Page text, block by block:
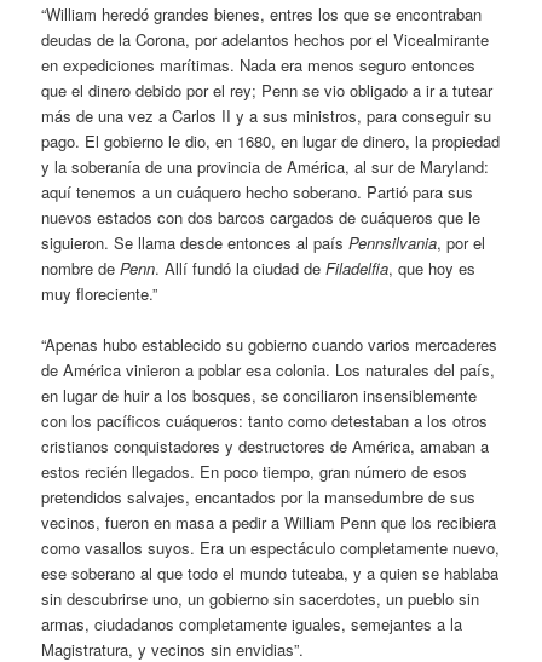
“William heredó grandes bienes, entres los que se encontraban
deudas de la Corona, por adelantos hechos por el Vicealmirante
en expediciones marítimas. Nada era menos seguro entonces
que el dinero debido por el rey; Penn se vio obligado a ir a tutear
más de una vez a Carlos II y a sus ministros, para conseguir su
pago. El gobierno le dio, en 1680, en lugar de dinero, la propiedad
y la soberanía de una provincia de América, al sur de Maryland:
aquí tenemos a un cuáquero hecho soberano. Partió para sus
nuevos estados con dos barcos cargados de cuáqueros que le
siguieron. Se llama desde entonces al paísPennsilvania, por el
nombre dePenn. Allí fundó la ciudad deFiladelfia, que hoy es
muy floreciente.”
“Apenas hubo establecido su gobierno cuando varios mercaderes
de América vinieron a poblar esa colonia. Los naturales del país,
en lugar de huir a los bosques, se conciliaron insensiblemente
con los pacíficos cuáqueros: tanto como detestaban a los otros
cristianos conquistadores y destructores de América, amaban a
estos recién llegados. En poco tiempo, gran número de esos
pretendidos salvajes, encantados por la mansedumbre de sus
vecinos, fueron en masa a pedir a William Penn que los recibiera
como vasallos suyos. Era un espectáculo completamente nuevo,
ese soberano al que todo el mundo tuteaba, y a quien se hablaba
sin descubrirse uno, un gobierno sin sacerdotes, un pueblo sin
armas, ciudadanos completamente iguales, semejantes a la
Magistratura, y vecinos sin envidias”.